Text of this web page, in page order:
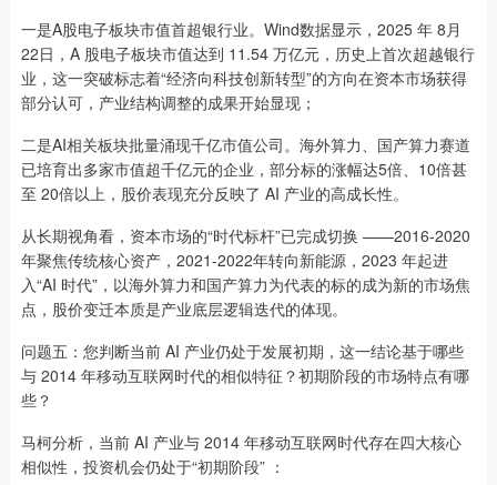
一是A股电子板块市值首超银行业。Wind数据显示，2025 年 8月
22日，A 股电子板块市值达到 11.54 万亿元，历史上首次超越银行
业，这一突破标志着“经济向科技创新转型”的方向在资本市场获得
部分认可，产业结构调整的成果开始显现；
二是AI相关板块批量涌现千亿市值公司。海外算力、国产算力赛道
已培育出多家市值超千亿元的企业，部分标的涨幅达5倍、10倍甚
至 20倍以上，股价表现充分反映了 AI 产业的高成长性。
从长期视角看，资本市场的“时代标杆”已完成切换 ——2016-2020
年聚焦传统核心资产，2021-2022年转向新能源，2023 年起进
入“AI 时代”，以海外算力和国产算力为代表的标的成为新的市场焦
点，股价变迁本质是产业底层逻辑迭代的体现。
问题五：您判断当前 AI 产业仍处于发展初期，这一结论基于哪些
与 2014 年移动互联网时代的相似特征？初期阶段的市场特点有哪
些？
马柯分析，当前 AI 产业与 2014 年移动互联网时代存在四大核心
相似性，投资机会仍处于“初期阶段” ：